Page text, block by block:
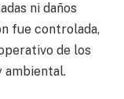
ni daños
fue controlada,
de los
ambiental.